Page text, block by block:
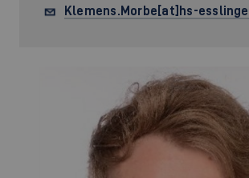
Klemens.Morbe[at]hs-